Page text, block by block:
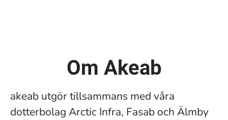
Om Akeab
akeab utgör tillsammans med våra
dotterbolag Arctic Infra, Fasab och Älmby